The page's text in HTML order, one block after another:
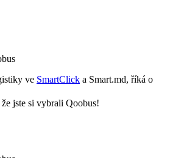
ve SmartClick a Smart.md, říká o
jste si vybrali Qoobus!